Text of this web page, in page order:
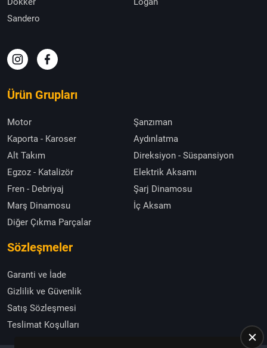
Sandero
Ürün Grupları
Motor
Şanzıman
Kaporta - Karoser
Aydınlatma
Alt Takım
Direksiyon - Süspansiyon
Egzoz - Katalizör
Elektrik Aksamı
Fren - Debriyaj
Şarj Dinamosu
Marş Dinamosu
İç Aksam
Diğer Çıkma Parçalar
Sözleşmeler
Garanti ve İade
Gizlilik ve Güvenlik
Satış Sözleşmesi
Teslimat Koşulları